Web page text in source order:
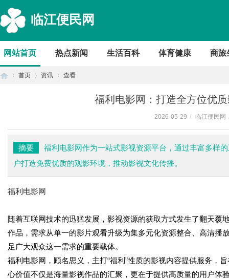
临江便民网
网站首页 热点新闻 生活百科 体育健康 商旅
首页 资讯 查看
福利电影网：打造全方位优
2026-05-29 / 临江便民网
摘要
福利电影网作为一站式影视资源平台，通过丰富多样
户打造免费优质的观影环境，推动影视文化传播。
福利电影网
随着互联网技术的迅猛发展，影视资源的获取方式发生了翻天
作品，需求从单一的影片观看升级为集多元化资源整合、高清播
足广大观众这一需求的重要载体。
福利电影网，顾名思义，主打“福利”性质的影视内容提供服务，
心价值不仅是海量影视作品的汇聚，更在于提供高质量的用户体